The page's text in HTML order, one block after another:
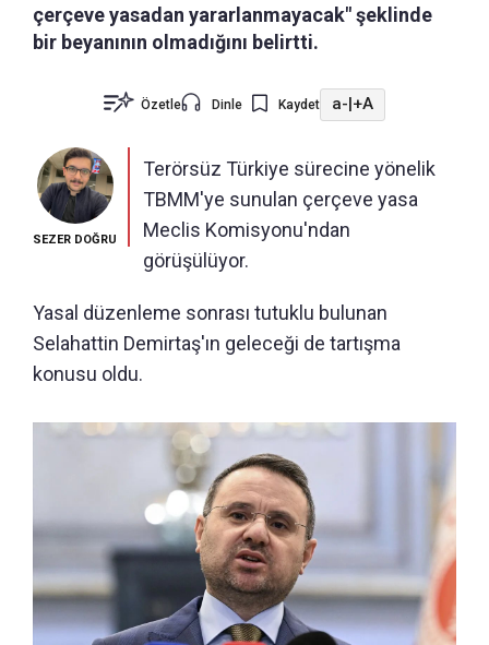
çerçeve yasadan yararlanmayacak" şeklinde
bir beyanının olmadığını belirtti.
Özetle Dinle Kaydet a-|+A
SEZER DOĞRU
Terörsüz Türkiye sürecine yönelik
TBMM'ye sunulan çerçeve yasa
Meclis Komisyonu'ndan
görüşülüyor.
Yasal düzenleme sonrası tutuklu bulunan
Selahattin Demirtaş'ın geleceği de tartışma
konusu oldu.